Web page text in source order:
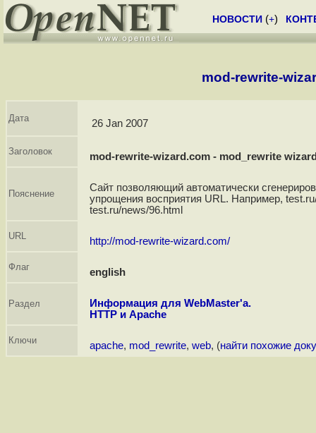
НОВОСТИ (+)
mod-rewrite-
Дата 26 Jan 2007
Заголовок mod-rewrite-wizard.com - mod_rewrite
Пояснение
Сайт позволяющий автоматически
упрощения восприятия URL. Например,
test.ru/news/96.html
URL http://mod-rewrite-wizard.com/
Флаг english
Раздел
Информация для WebMaster'а.
HTTP и Apache
Ключи apache, mod_rewrite, web, (найти похожие